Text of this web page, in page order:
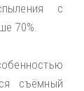
с
70%.
съёмный